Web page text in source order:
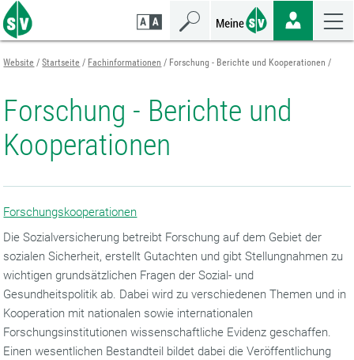
Zum
Seiteninhalt
springen
Zur
Navigation
springen
Zur
Mobilen
Navigation
springen
Website Startseite Fachinformationen Forschung - Berichte und Kooperationen
Forschung - Berichte und
Kooperationen
Forschungskooperationen
Die Sozialversicherung betreibt Forschung auf dem Gebiet der
sozialen Sicherheit, erstellt Gutachten und gibt Stellungnahmen zu
wichtigen grundsätzlichen Fragen der Sozial- und
Gesundheitspolitik ab. Dabei wird zu verschiedenen Themen und in
Kooperation mit nationalen sowie internationalen
Forschungsinstitutionen wissenschaftliche Evidenz geschaffen.
Einen wesentlichen Bestandteil bildet dabei die Veröffentlichung